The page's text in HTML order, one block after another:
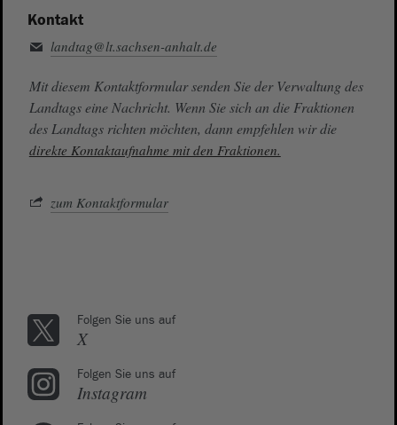
Kontakt
landtag@lt.sachsen-anhalt.de
Mit diesem Kontaktformular senden Sie der Verwaltung des
Landtags eine Nachricht. Wenn Sie sich an die Fraktionen
des Landtags richten möchten, dann empfehlen wir die
direkte Kontaktaufnahme mit den Fraktionen.
zum Kontaktformular
Folgen Sie uns auf
X
Folgen Sie uns auf
Instagram